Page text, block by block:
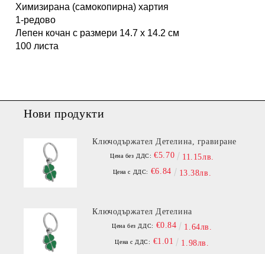
Химизирана (самокопирна) хартия
1-редово
Лепен кочан с размери 14.7 х 14.2 см
100 листа
Нови продукти
Ключодържател Детелина, гравиране
Цена без ДДС: €5.70 11.15лв.
Цена с ДДС: €6.84 13.38лв.
Ключодържател Детелина
Цена без ДДС: €0.84 1.64лв.
Цена с ДДС: €1.01 1.98лв.